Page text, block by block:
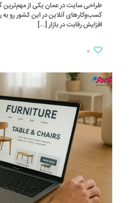
طراحی سایت در عمان یکی از مهم‌ترین
کسب‌وکارهای آنلاین در این کشور رو
افزایش رقابت در بازار[…]
0